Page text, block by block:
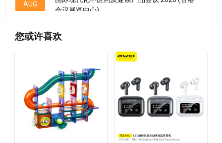
AUG
会议展览中心)
13-15
香港
香港贸发局美食商贸博览 2026 (香港会议展览
AUG
香港
13.08.2026 - 15.08.2026
香港贸发局香港国际茶展 2026 (香港会议展览
中心)
13-17
AUG
香港
13.08.2026 - 17.08.2026
香港贸发局美食博览 2026 (香港会议展览中心)
您或许喜欢